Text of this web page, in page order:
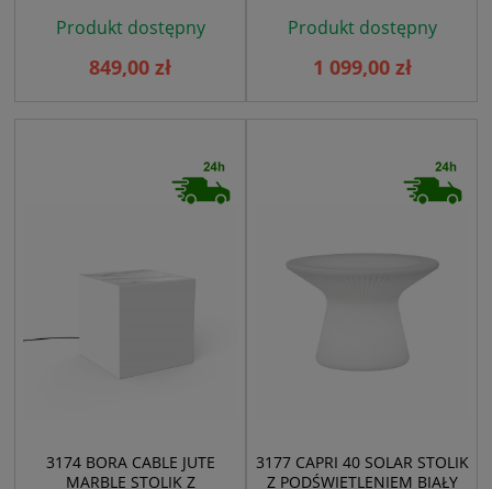
Produkt dostępny
849,00 zł
Produkt dostępny
1 099,00 zł
3174 BORA CABLE JUTE
MARBLE STOLIK Z
3177 CAPRI 40 SOLAR STOLIK
Z PODŚWIETLENIEM BIAŁY